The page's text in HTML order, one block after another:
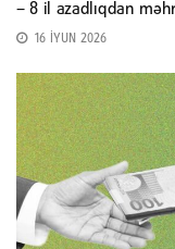
– 8 il azadlıqdan
16 İYUN 2026